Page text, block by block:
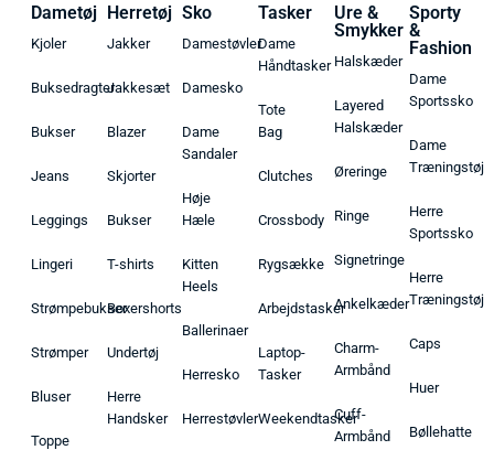
Dametøj
Kjoler
Buksedragter
Bukser
Jeans
Leggings
Lingeri
Strømpebukser
Strømper
Bluser
Toppe
Herretøj
Jakker
Jakkesæt
Blazer
Skjorter
Bukser
T-shirts
Boxershorts
Undertøj
Herre
Handsker
Sko
Damestøvler
Damesko
Dame
Sandaler
Høje
Hæle
Kitten
Heels
Ballerinaer
Herresko
Herrestøvler
Tasker
Dame
Håndtasker
Tote
Bag
Clutches
Crossbody
Rygsække
Arbejdstasker
Laptop-
Tasker
Weekendtasker
Ure &
Smykker
Halskæder
Layered
Halskæder
Øreringe
Ringe
Signetringe
Ankelkæder
Charm-
Armbånd
Cuff-
Armbånd
Sporty
&
Fashion
Dame
Sportssko
Dame
Træningstøj
Herre
Sportssko
Herre
Træningstøj
Caps
Huer
Bøllehatte